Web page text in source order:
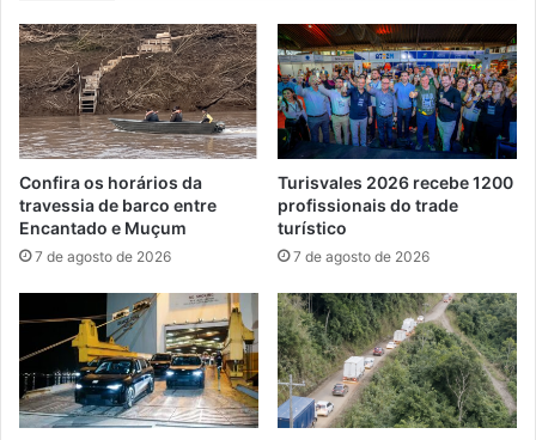
Confira os horários da
travessia de barco entre
Encantado e Muçum
7 de agosto de 2026
Turisvales 2026 recebe 1200
profissionais do trade
turístico
7 de agosto de 2026